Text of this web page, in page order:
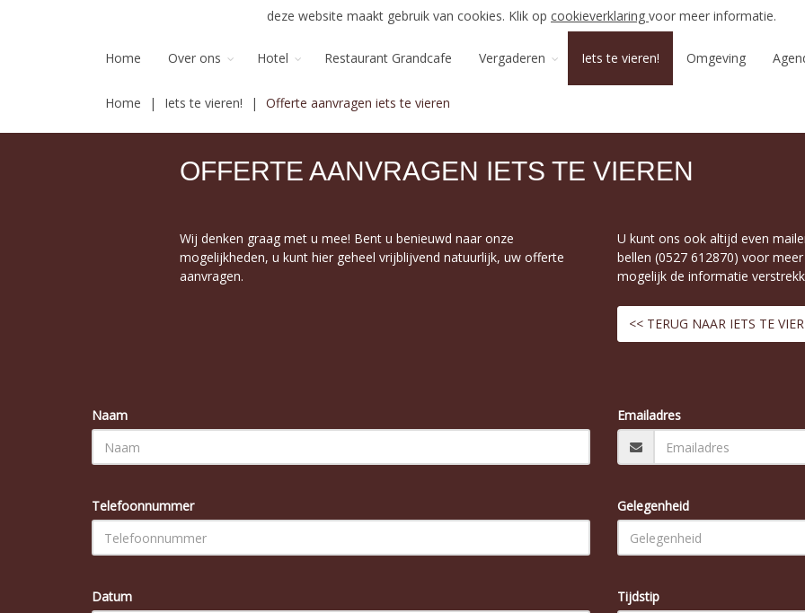
deze website maakt gebruik van cookies. Klik op cookieverklaring voor meer informatie.
Home Over ons Hotel Restaurant Grandcafe Vergaderen Iets te vieren! Omgeving
Home Iets te vieren! Offerte aanvragen iets te vieren
OFFERTE AANVRAGEN IETS TE VIEREN
Wij denken graag met u mee! Bent u benieuwd naar onze
mogelijkheden, u kunt hier geheel vrijblijvend natuurlijk, uw offerte
aanvragen.
U kunt ons ook altijd even
bellen (0527 612870) voor
mogelijk de informatie
<< TERUG NAAR IETS TE
Naam Emailadres
Telefoonnummer Gelegenheid
Datum Tijdstip